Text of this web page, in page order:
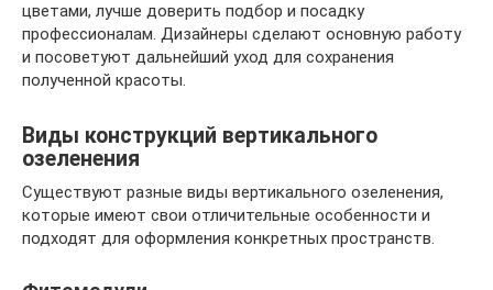
цветами, лучше доверить подбор и посадку
профессионалам. Дизайнеры сделают основную работу
и посоветуют дальнейший уход для сохранения
полученной красоты.
Виды конструкций вертикального
озеленения
Существуют разные виды вертикального озеленения,
которые имеют свои отличительные особенности и
подходят для оформления конкретных пространств.